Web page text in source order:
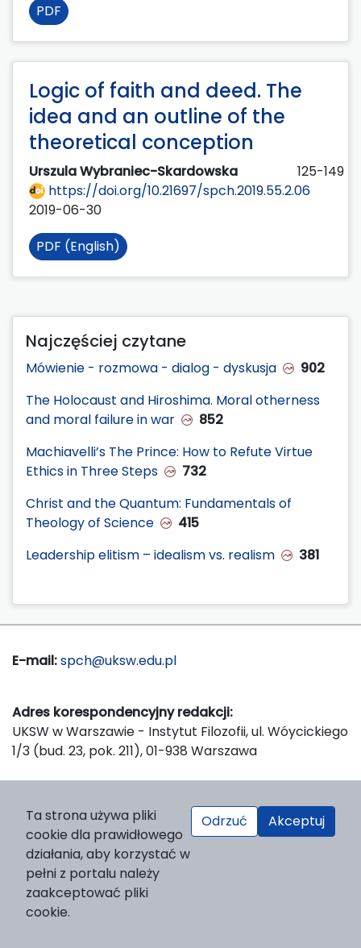
PDF
Logic of faith and deed. The
idea and an outline of the
theoretical conception
Urszula Wybraniec-Skardowska
125-149
https://doi.org/10.21697/spch.2019.55.2.06
2019-06-30
PDF (English)
Najczęściej czytane
Mówienie - rozmowa - dialog - dyskusja
902
The Holocaust and Hiroshima. Moral otherness
and moral failure in war
852
Machiavelli’s The Prince: How to Refute Virtue
Ethics in Three Steps
732
Christ and the Quantum: Fundamentals of
Theology of Science
415
Leadership elitism – idealism vs. realism
381
E-mail:spch@uksw.edu.pl
Adres korespondencyjny redakcji:
UKSW w Warszawie - Instytut Filozofii, ul. Wóycickiego
1/3 (bud. 23, pok. 211), 01-938 Warszawa
Wydawnictwo Naukowe UKSW, ul. Dewajtis 5, domek
nr 2, 01-815 Warszawa
Strona WWW Wydawnictwa
e-mail: wydawnictwo@uksw.edu.pl
Ta strona używa pliki
cookie dla prawidłowego
działania, aby korzystać w
pełni z portalu należy
zaakceptować pliki
cookie.
Odrzuć Akceptuj